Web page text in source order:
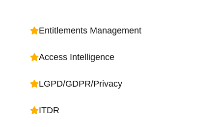
Entitlements Management
Access Intelligence
LGPD/GDPR/Privacy
ITDR